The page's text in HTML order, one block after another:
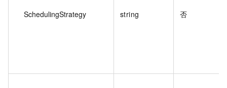
SchedulingStrategy string 否